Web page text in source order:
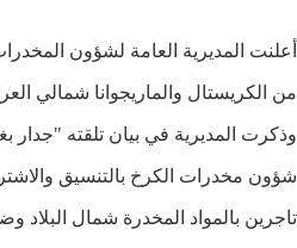
أعلنت المديرية العامة لشؤون
من الكريستال والماريجوانا شمالي
وذكرت المديرية في بيان تلقته "جدار
شؤون مخدرات الكرخ بالتنسيق